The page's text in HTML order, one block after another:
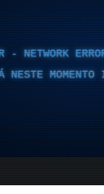
- NETWORK
NESTE